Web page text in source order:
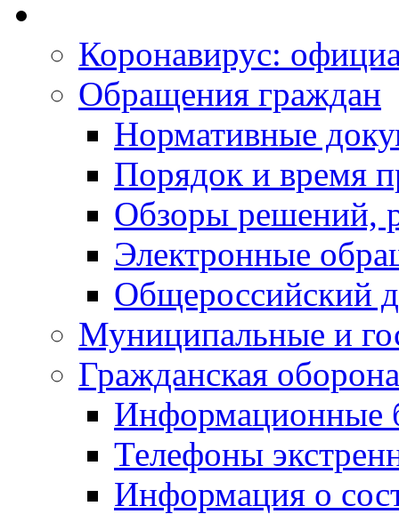
Коронавирус:
Обращения граждан
Нормативные
Порядок и время
Обзоры решений,
Электронные
Общероссийский
Муниципальные и
Гражданская
Информационные
Телефоны
Информация о